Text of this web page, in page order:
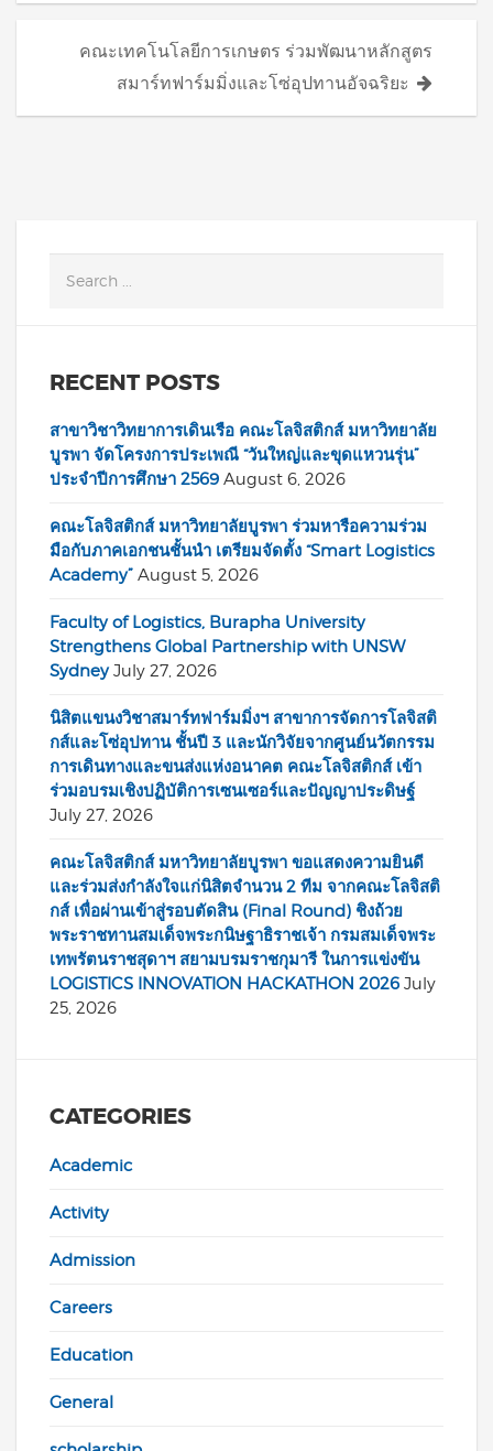
คณะเทคโนโลยีการเกษตร ร่วมพัฒนาหลักสูตร
สมาร์ทฟาร์มมิ่งและโซ่อุปทานอัจฉริยะ
RECENT POSTS
สาขาวิชาวิทยาการเดินเรือ คณะโลจิสติกส์ มหาวิทยาลัย
บูรพา จัดโครงการประเพณี “วันใหญ่และขุดแหวนรุ่น”
ประจำปีการศึกษา 2569 August 6, 2026
คณะโลจิสติกส์ มหาวิทยาลัยบูรพา ร่วมหารือความร่วม
มือกับภาคเอกชนชั้นนำ เตรียมจัดตั้ง “Smart Logistics
Academy” August 5, 2026
Faculty of Logistics, Burapha University
Strengthens Global Partnership with UNSW
Sydney July 27, 2026
นิสิตแขนงวิชาสมาร์ทฟาร์มมิ่งฯ สาขาการจัดการโลจิสติ
กส์และโซ่อุปทาน ชั้นปี 3 และนักวิจัยจากศูนย์นวัตกรรม
การเดินทางและขนส่งแห่งอนาคต คณะโลจิสติกส์ เข้า
ร่วมอบรมเชิงปฏิบัติการเซนเซอร์และปัญญาประดิษฐ์
July 27, 2026
คณะโลจิสติกส์ มหาวิทยาลัยบูรพา ขอแสดงความยินดี
และร่วมส่งกำลังใจแก่นิสิตจำนวน 2 ทีม จากคณะโลจิสติ
กส์ เพื่อผ่านเข้าสู่รอบตัดสิน (Final Round) ชิงถ้วย
พระราชทานสมเด็จพระกนิษฐาธิราชเจ้า กรมสมเด็จพระ
เทพรัตนราชสุดาฯ สยามบรมราชกุมารี ในการแข่งขัน
LOGISTICS INNOVATION HACKATHON 2026 July
25, 2026
CATEGORIES
Academic
Activity
Admission
Careers
Education
General